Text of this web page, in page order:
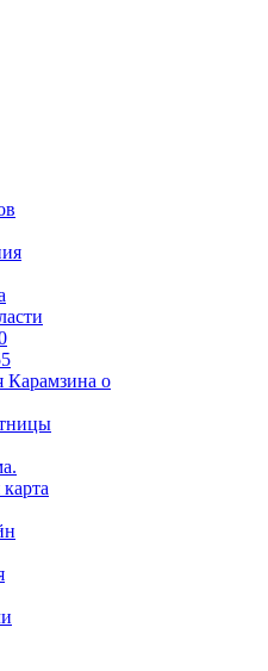
Карамзина о